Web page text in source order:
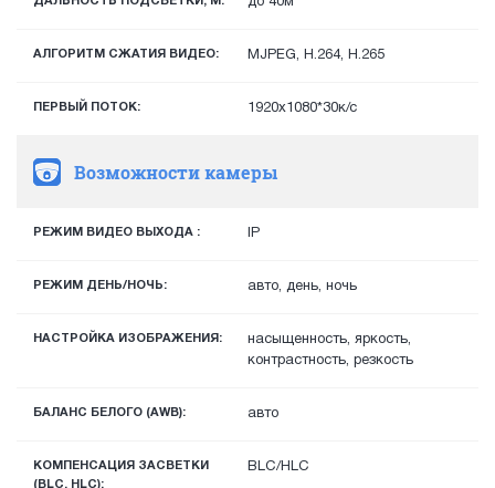
АЛГОРИТМ СЖАТИЯ ВИДЕО: MJPEG, H.264, H.265
ПЕРВЫЙ ПОТОК: 1920х1080*30к/с
Возможности камеры
РЕЖИМ ВИДЕО ВЫХОДА : IP
РЕЖИМ ДЕНЬ/НОЧЬ: авто, день, ночь
НАСТРОЙКА ИЗОБРАЖЕНИЯ:
насыщенность, яркость,
контрастность, резкость
БАЛАНС БЕЛОГО (AWB): авто
КОМПЕНСАЦИЯ ЗАСВЕТКИ
(BLC, HLC):
BLC/HLC